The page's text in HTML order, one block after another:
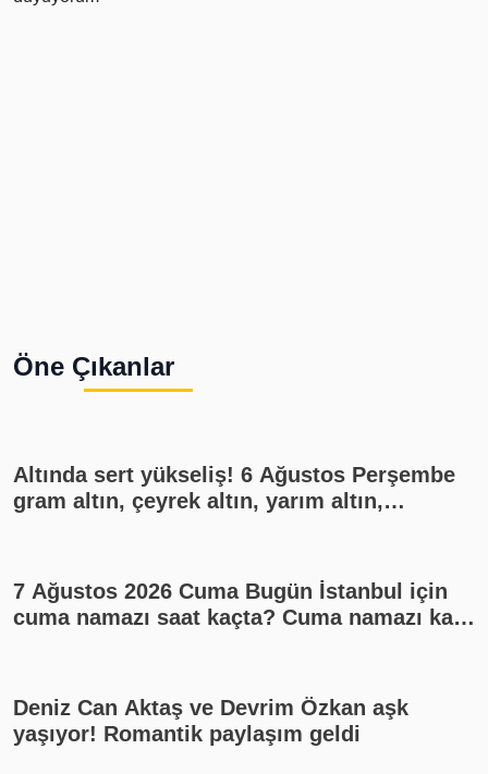
Öne Çıkanlar
Altında sert yükseliş! 6 Ağustos Perşembe
gram altın, çeyrek altın, yarım altın,
7 Ağustos 2026 Cuma Bugün İstanbul için
cuma namazı saat kaçta? Cuma namazı kaç
Deniz Can Aktaş ve Devrim Özkan aşk
yaşıyor! Romantik paylaşım geldi